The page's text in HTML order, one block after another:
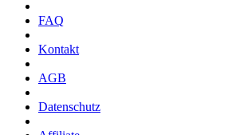
FAQ
Kontakt
AGB
Datenschutz